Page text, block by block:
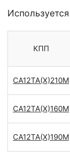
КПП
CA12TA(X)210M
CA12TA(X)160M
CA12TA(X)190M